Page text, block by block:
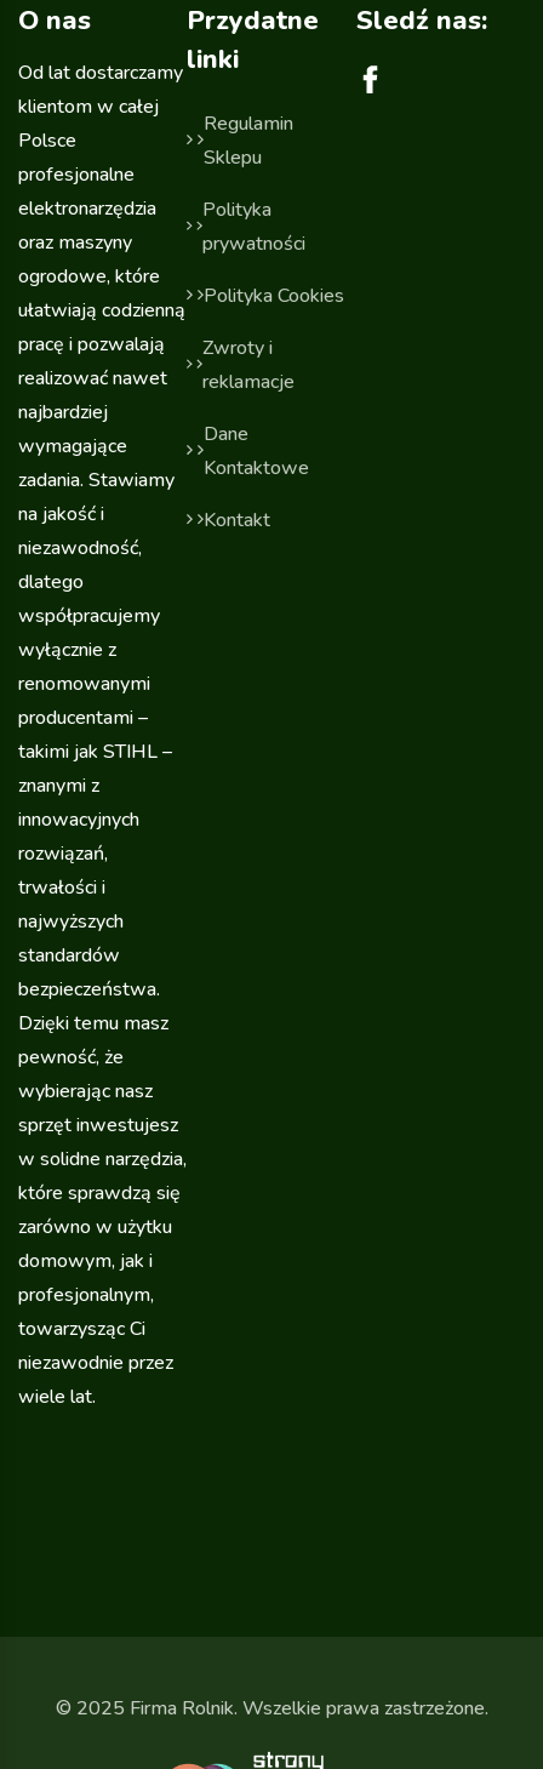
O nas
Od lat dostarczamy
klientom w całej
Polsce
profesjonalne
elektronarzędzia
oraz maszyny
ogrodowe, które
ułatwiają codzienną
pracę i pozwalają
realizować nawet
najbardziej
wymagające
zadania. Stawiamy
na jakość i
niezawodność,
dlatego
współpracujemy
wyłącznie z
renomowanymi
producentami –
takimi jak STIHL –
znanymi z
innowacyjnych
rozwiązań,
trwałości i
najwyższych
standardów
bezpieczeństwa.
Dzięki temu masz
pewność, że
wybierając nasz
sprzęt inwestujesz
w solidne narzędzia,
które sprawdzą się
zarówno w użytku
domowym, jak i
profesjonalnym,
towarzysząc Ci
niezawodnie przez
wiele lat.
Przydatne
linki
Regulamin
Sklepu
Polityka
prywatności
Polityka Cookies
Zwroty i
reklamacje
Dane
Kontaktowe
Kontakt
Sledź nas:
© 2025 Firma Rolnik. Wszelkie prawa zastrzeżone.